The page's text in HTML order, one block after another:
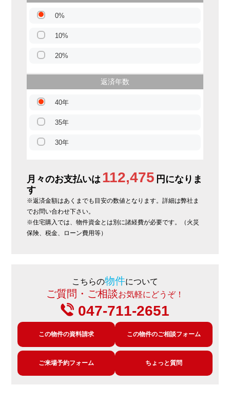
0%
10%
20%
返済年数
40年
35年
30年
月々のお支払いは 112,475 円になりま
す
※返済金額はあくまでも目安の数値となります。詳細は弊社ま
でお問い合わせ下さい。
※住宅購入では、物件資金とは別に諸経費が必要です。（火災
保険、税金、ローン費用等）
こちらの物件について
ご質問・ご相談お気軽にどうぞ！
047-711-2651
この物件の資料請求 この物件のご相談フォーム
ご来場予約フォーム ちょっと質問